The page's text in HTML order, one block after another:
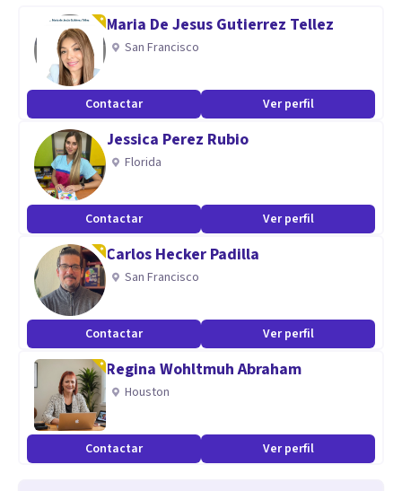
Maria De Jesus Gutierrez Tellez
San Francisco
Contactar Ver perfil
Jessica Perez Rubio
Florida
Contactar Ver perfil
Carlos Hecker Padilla
San Francisco
Contactar Ver perfil
Regina Wohltmuh Abraham
Houston
Contactar Ver perfil